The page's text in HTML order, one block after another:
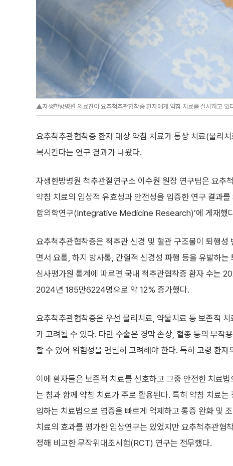
▲자생한방병원 의료진이 요추척추관협착증 환자에게 약침 치료를 실시하고 있
요추척추관협착증 환자 대상 약침 치료가 통상 치료(물리
복시킨다는 연구 결과가 나왔다.
자생한방병원 척추관절연구소 이수원 원장 연구팀은 요추
약침 치료의 임상적 유효성과 안전성을 입증한 연구 결과
합의학연구(Integrative Medicine Research)’에 게재했
요추척추관협착증은 척추관 신경 및 혈관 구조물이 퇴행성
면서 요통, 하지 방사통, 간헐적 신경성 파행 등을 유발하는
심사평가원 통계에 따르면 국내 척추관협착증 환자 수는
2024년 185만6224명으로 약 12% 증가했다.
요추척추관협착증은 우선 물리치료, 약물치료 등 보존적
가 고려될 수 있다. 다만 수술은 경막 손상, 혈종 등의 부작
할 수 있어 위험성을 면밀히 고려해야 한다. 특히 고령 환
이에 환자들은 보존적 치료를 선호하고 그중 안전한 치료
는 침과 함께 약침 치료가 주로 활용된다. 특히 약침 치료는
입하는 치료법으로 염증을 빠르게 억제하고 통증 완화 및
치료의 효과를 평가한 임상연구는 있었지만 요추척추관협
정해 비교한 무작위대조시험(RCT) 연구는 전무했다.